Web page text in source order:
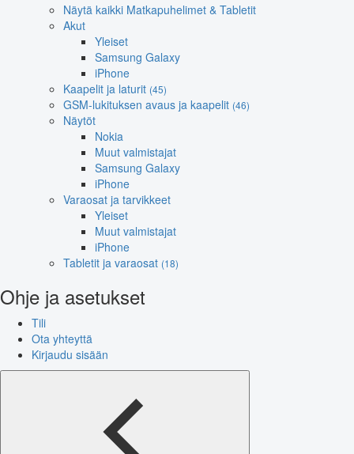
Näytä kaikki Matkapuhelimet & Tabletit
Akut
Yleiset
Samsung Galaxy
iPhone
Kaapelit ja laturit (45)
GSM-lukituksen avaus ja kaapelit (46)
Näytöt
Nokia
Muut valmistajat
Samsung Galaxy
iPhone
Varaosat ja tarvikkeet
Yleiset
Muut valmistajat
iPhone
Tabletit ja varaosat (18)
Ohje ja asetukset
Tili
Ota yhteyttä
Kirjaudu sisään